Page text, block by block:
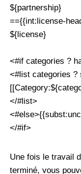
${partnership}
=={{int:license-
${license}
<#if categories ?
<#list categories ?
</#list>
</#if>
Une fois le travail
terminé, vous